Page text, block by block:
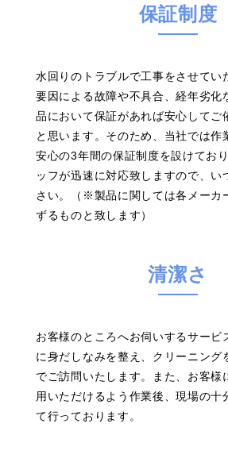
保証制度
水回りのトラブルで工事をさせてい
要因による故障や不具合、経年劣化
品において保証があれば安心してご
と思います。そのため、当社では作
安心の3年間の保証制度を設けてお
ッフが迅速に対応致しますので、い
さい。（※製品に関しては各メーカ
ずるものと致します）
清潔さ
お客様のところへお伺いするサービ
に身だしなみを整え、クリーニング
でご訪問いたします。また、お客様
用いただけるよう作業後、現場の十
て行っております。